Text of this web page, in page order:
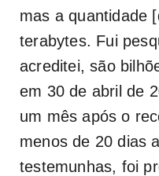
mas a quantidade
terabytes. Fui
acreditei, são
em 30 de abril de
um mês após o
menos de 20 dias
testemunhas, foi